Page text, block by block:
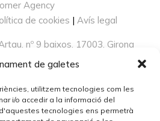
de galetes
utilitzem tecnologies com les
i/o accedir a la informació del
tecnologies ens permetrà
Agency
de cookies | Avís legal
nº 9 baixos, 17003, Girona